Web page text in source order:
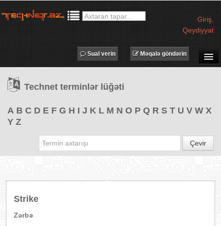
Giriş
Qeydiyyat
TƏDBİRLƏR
PROQRAMLAR
Məqalə göndərin
Sual verin
Technet terminlər lüğəti
A B C D E F G H I J K L M N O P Q R S T U V W X
Y Z
Çevir
Strike
Zərbə